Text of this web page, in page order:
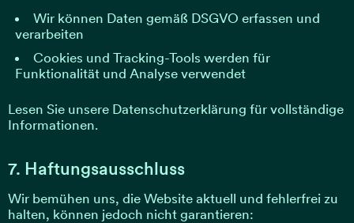
Wir können Daten gemäß DSGVO erfassen und
verarbeiten
Cookies und Tracking-Tools werden für
Funktionalität und Analyse verwendet
Lesen Sie unsere Datenschutzerklärung für vollständige
Informationen.
7. Haftungsausschluss
Wir bemühen uns, die Website aktuell und fehlerfrei zu
halten, können jedoch nicht garantieren: